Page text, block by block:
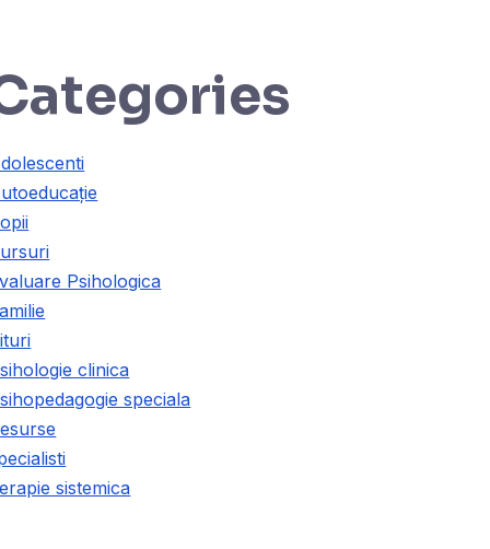
Psihologica
clinica
speciala
sistemica